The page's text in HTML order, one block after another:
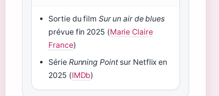
Sortie du film Sur un air de blues
prévue fin 2025 (Marie Claire
France)
Série Running Pointsur Netflix en
2025 (IMDb)